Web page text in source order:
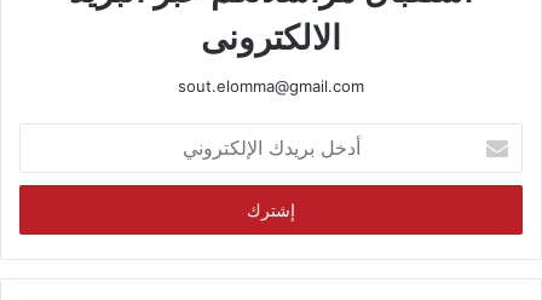
الالكترونى
sout.elomma@gmail.com
بريدك
الإلكتروني